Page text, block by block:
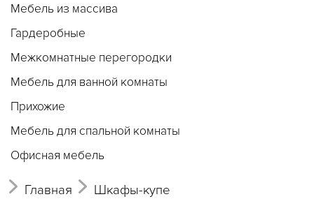
Мебель из массива
Гардеробные
Межкомнатные перегородки
Мебель для ванной комнаты
Прихожие
Мебель для спальной комнаты
Офисная мебель
Главная
Шкафы-купе